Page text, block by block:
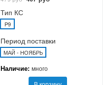
Тип КС
P9
Период поставки
МАЙ - НОЯБРЬ
Наличие: много